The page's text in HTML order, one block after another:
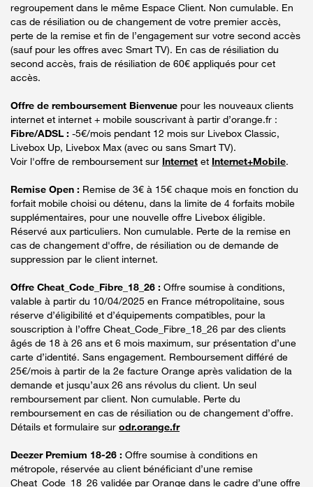
regroupement dans le même Espace Client. Non cumulable. En
cas de résiliation ou de changement de votre premier accès,
perte de la remise et fin de l’engagement sur votre second accès
(sauf pour les offres avec Smart TV). En cas de résiliation du
second accès, frais de résiliation de 60€ appliqués pour cet
accès.
Offre de remboursement Bienvenue pour les nouveaux clients
internet et internet + mobile souscrivant à partir d’orange.fr :
Fibre/ADSL : -5€/mois pendant 12 mois sur Livebox Classic,
Livebox Up, Livebox Max (avec ou sans Smart TV).
Voir l'offre de remboursement sur Internet et Internet+Mobile.
Remise Open : Remise de 3€ à 15€ chaque mois en fonction du
forfait mobile choisi ou détenu, dans la limite de 4 forfaits mobile
supplémentaires, pour une nouvelle offre Livebox éligible.
Réservé aux particuliers. Non cumulable. Perte de la remise en
cas de changement d'offre, de résiliation ou de demande de
suppression par le client internet.
Offre Cheat_Code_Fibre_18_26 : Offre soumise à conditions,
valable à partir du 10/04/2025 en France métropolitaine, sous
réserve d’éligibilité et d’équipements compatibles, pour la
souscription à l’offre Cheat_Code_Fibre_18_26 par des clients
âgés de 18 à 26 ans et 6 mois maximum, sur présentation d’une
carte d’identité. Sans engagement. Remboursement différé de
25€/mois à partir de la 2e facture Orange après validation de la
demande et jusqu’aux 26 ans révolus du client. Un seul
remboursement par client. Non cumulable. Perte du
remboursement en cas de résiliation ou de changement d’offre.
Détails et formulaire sur odr.orange.fr
Deezer Premium 18-26 : Offre soumise à conditions en
métropole, réservée au client bénéficiant d’une remise
Cheat_Code_18_26 validée par Orange dans le cadre d’une offre